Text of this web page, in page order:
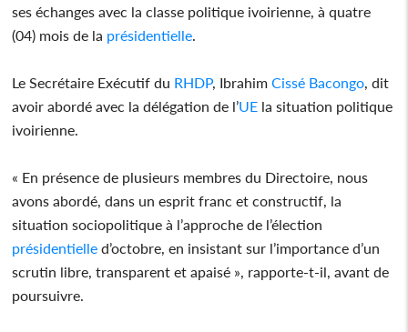
ses échanges avec la classe politique ivoirienne, à quatre
(04) mois de la présidentielle.
Le Secrétaire Exécutif du RHDP, IbrahimCissé Bacongo, dit
avoir abordé avec la délégation de l’UE la situation politique
ivoirienne.
« En présence de plusieurs membres du Directoire, nous
avons abordé, dans un esprit franc et constructif, la
situation sociopolitique à l’approche de l’élection
présidentielle d’octobre, en insistant sur l’importance d’un
scrutin libre, transparent et apaisé », rapporte-t-il, avant de
poursuivre.